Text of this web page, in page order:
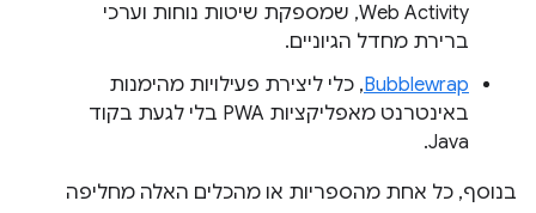
Web Activity, שמספקת שיטות נוחות וערכי
ברירת מחדל הגיוניים.
Bubblewrap, כלי ליצירת פעילויות מהימנות
באינטרנט מאפליקציות PWA בלי לגעת בקוד
Java.
בנוסף, כל אחת מהספריות או מהכלים האלה מחליפה